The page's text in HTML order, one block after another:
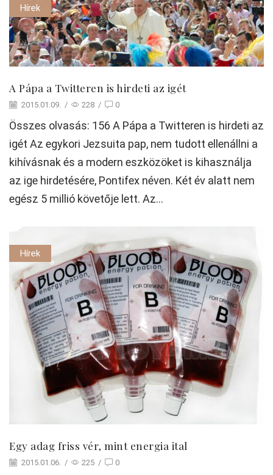
Hírek
A Pápa a Twitteren is hirdeti az igét
2015.01.09. / 228 / 0
Összes olvasás: 156 A Pápa a Twitteren is hirdeti az
igét Az egykori Jezsuita pap, nem tudott ellenállni a
kihívásnak és a modern eszközöket is kihasználja
az ige hirdetésére, Pontifex néven. Két év alatt nem
egész 5 millió követője lett. Az...
Hírek
Egy adag friss vér, mint energia ital
2015.01.06. / 225 / 0